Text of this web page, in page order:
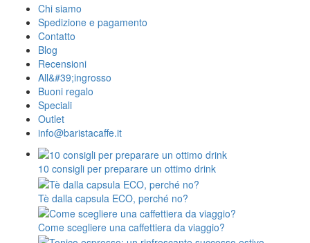
Chi siamo
Spedizione e pagamento
Contatto
Blog
Recensioni
All&#39;ingrosso
Buoni regalo
Speciali
Outlet
info@baristacaffe.it
10 consigli per preparare un ottimo drink
Tè dalla capsula ECO, perché no?
Come scegliere una caffettiera da viaggio?